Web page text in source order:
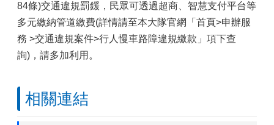
84條)交通違規罰鍰，民眾可透過超商、智慧支付平台等
多元繳納管道繳費(詳情請至本大隊官網「首頁>申辦服
務 >交通違規案件>行人慢車路障違規繳款」項下查
詢)，請多加利用。
相關連結